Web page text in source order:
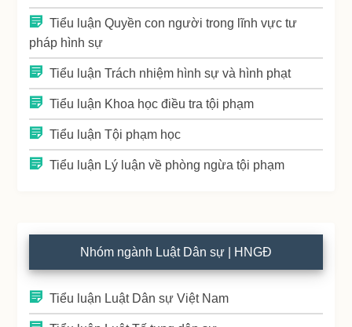
Tiểu luận Quyền con người trong lĩnh vực tư
pháp hình sự
Tiểu luận Trách nhiệm hình sự và hình phạt
Tiểu luận Khoa học điều tra tội phạm
Tiểu luận Tội phạm học
Tiểu luận Lý luận về phòng ngừa tội phạm
Nhóm ngành Luật Dân sự | HNGĐ
Tiểu luận Luật Dân sự Việt Nam